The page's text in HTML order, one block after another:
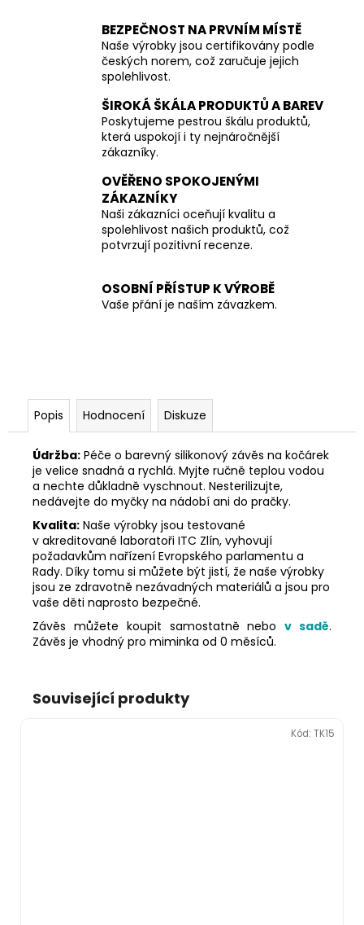
BEZPEČNOST NA PRVNÍM MÍSTĚ
Naše výrobky jsou certifikovány podle
českých norem, což zaručuje jejich
spolehlivost.
ŠIROKÁ ŠKÁLA PRODUKTŮ A BAREV
Poskytujeme pestrou škálu produktů,
která uspokojí i ty nejnáročnější
zákazníky.
OVĚŘENO SPOKOJENÝMI
ZÁKAZNÍKY
Naši zákazníci oceňují kvalitu a
spolehlivost našich produktů, což
potvrzují pozitivní recenze.
OSOBNÍ PŘÍSTUP K VÝROBĚ
Vaše přání je naším závazkem.
Popis Hodnocení Diskuze
Údržba: Péče o barevný silikonový závěs na kočárek
je velice snadná a rychlá. Myjte ručně teplou vodou
a nechte důkladně vyschnout. Nesterilizujte,
nedávejte do myčky na nádobí ani do pračky.
Kvalita: Naše výrobky jsou testované
v akreditované laboratoři ITC Zlín, vyhovují
požadavkům nařízení Evropského parlamentu a
Rady. Díky tomu si můžete být jistí, že naše výrobky
jsou ze zdravotně nezávadných materiálů a jsou pro
vaše děti naprosto bezpečné.
Závěs můžete koupit samostatně nebov sadě.
Závěs je vhodný pro miminka od 0 měsíců.
Související produkty
Kód: TK15